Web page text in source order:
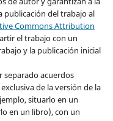
publicación del trabajo al
Commons Attribution
el trabajo con un
y la publicación inicial
separado acuerdos
de la versión de la
situarlo en un
en un libro), con un